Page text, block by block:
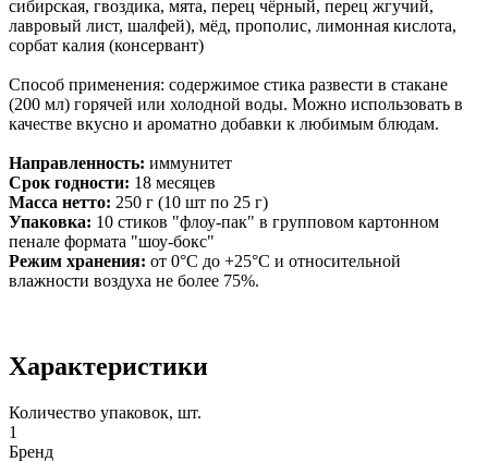
сибирская, гвоздика, мята, перец чёрный, перец жгучий,
лавровый лист, шалфей), мёд, прополис, лимонная кислота,
сорбат калия (консервант)
Способ применения: содержимое стика развести в стакане
(200 мл) горячей или холодной воды. Можно использовать в
качестве вкусно и ароматно добавки к любимым блюдам.
Направленность: иммунитет
Срок годности: 18 месяцев
Масса нетто: 250 г (10 шт по 25 г)
Упаковка: 10 стиков "флоу-пак" в групповом картонном
пенале формата "шоу-бокс"
Режим хранения: от 0°С до +25°С и относительной
влажности воздуха не более 75%.
Характеристики
Количество упаковок, шт.
1
Бренд